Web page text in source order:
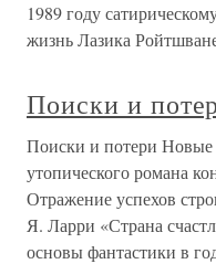
1989 году
жизнь Лазика
Поиски и
Поиски и потери Новые
утопического романа
Отражение успехов
Я. Ларри «Страна
основы фантастики в